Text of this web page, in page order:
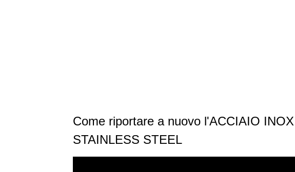
Come riportare a nuovo l'ACCIAIO
STAINLESS STEEL